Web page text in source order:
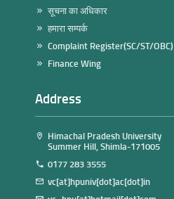
सूचना का अधिकार
हमारा सम्पर्क
Complaint Register(SC/ST/OBC)
Finance Wing
Address
Himachal Pradesh University
Summer Hill, Shimla-171005
0177 283 3555
vc[at]hpuniv[dot]ac[dot]in